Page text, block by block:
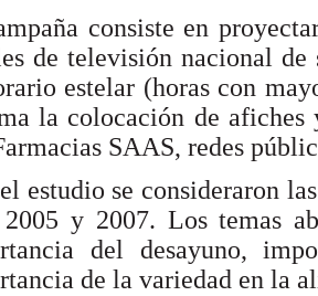
consiste en
de televisión nacional
estelar (horas con
la colocación de
SAAS, redes
estudio se consideraron
2005 y 2007. Los temas
del desayuno,
de la variedad en la